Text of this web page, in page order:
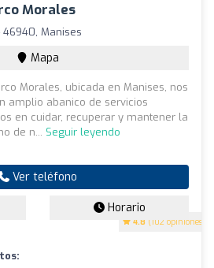
Morales
4.8 (102 opiniones)
46940, Manises
Mapa
Morales, ubicada en Manises, nos
amplio abanico de servicios
en cuidar, recuperar y mantener la
de n... Seguir leyendo
Ver teléfono
Horario